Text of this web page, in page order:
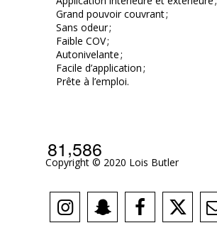
Grand pouvoir couvrant ;
Sans odeur ;
Faible COV ;
Autonivelante ;
Facile d’application ;
Prête à l’emploi.
Copyright © 2020 Lois Butler
81,586